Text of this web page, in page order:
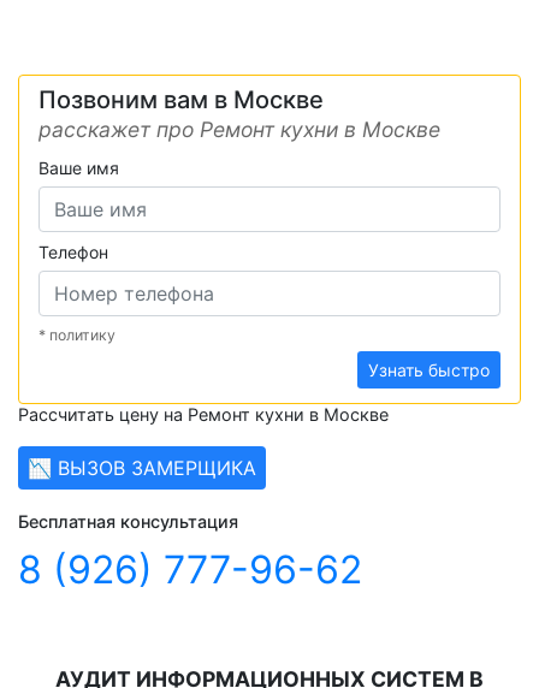
Позвоним вам в Москве
расскажет про Ремонт кухни в Москве
Ваше имя
Телефон
* политику
Узнать быстро
Рассчитать цену на Ремонт кухни в Москве
📉 ВЫЗОВ ЗАМЕРЩИКА
Бесплатная консультация
8 (926) 777-96-62
АУДИТ ИНФОРМАЦИОННЫХ СИСТЕМ В